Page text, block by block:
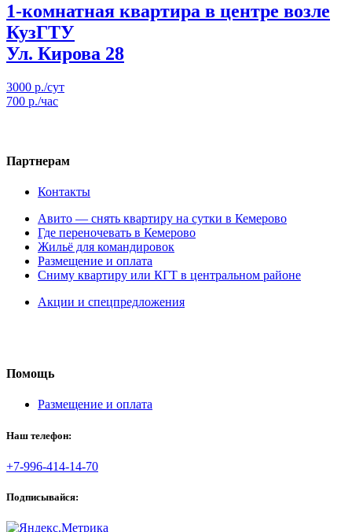
1-комнатная квартира в центре возле
КузГТУ
Ул. Кирова 28
3000 р./сут
700 р./час
Партнерам
Контакты
Авито — снять квартиру на сутки в Кемерово
Где переночевать в Кемерово
Жильё для командировок
Размещение и оплата
Сниму квартиру или КГТ в центральном районе
Акции и спецпредложения
Помощь
Размещение и оплата
Наш телефон:
+7-996-414-14-70
Подписывайся: